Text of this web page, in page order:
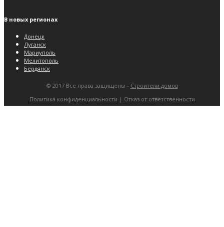
В новых регионах
Донецк
Луганск
Мариуполь
Мелитополь
Бердянск
© 2017 Все права защищены - Строители домов
Политика конфиденциальности | Отказ от ответственности